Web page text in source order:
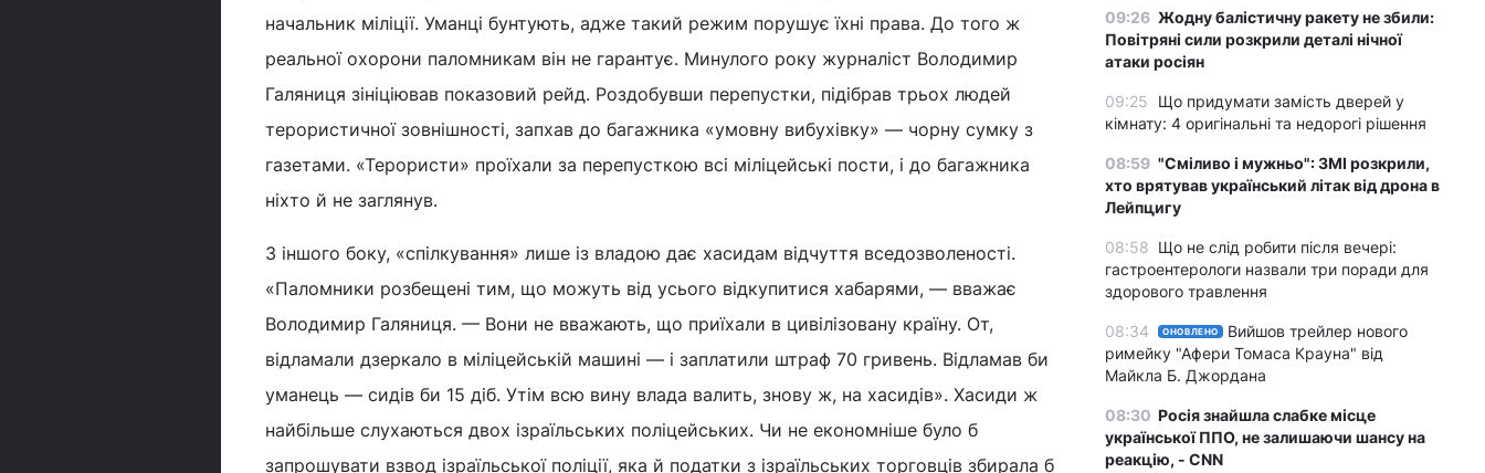
начальник міліції. Уманці бунтують, адже такий режим порушує їхні права. До того ж
реальної охорони паломникам він не гарантує. Минулого року журналіст Володимир
Галяниця зініціював показовий рейд. Роздобувши перепустки, підібрав трьох людей
терористичної зовнішності, запхав до багажника «умовну вибухівку» — чорну сумку з
газетами. «Терористи» проїхали за перепусткою всі міліцейські пости, і до багажника
ніхто й не заглянув.
З іншого боку, «спілкування» лише із владою дає хасидам відчуття вседозволеності.
«Паломники розбещені тим, що можуть від усього відкупитися хабарями, — вважає
Володимир Галяниця. — Вони не вважають, що приїхали в цивілізовану країну. От,
відламали дзеркало в міліцейській машині — і заплатили штраф 70 гривень. Відламав би
уманець — сидів би 15 діб. Утім всю вину влада валить, знову ж, на хасидів». Хасиди ж
найбільше слухаються двох ізраїльських поліцейських. Чи не економніше було б
запрошувати взвод ізраїльської поліції, яка й податки з ізраїльських торговців збирала б
09:26 Жодну балістичну ракету не збили:
Повітряні сили розкрили деталі нічної
атаки росіян
09:25
Що придумати замість дверей у
кімнату: 4 оригінальні та недорогі рішення
08:59 "Сміливо і мужньо": ЗМІ розкрили,
хто врятував український літак від дрона в
Лейпцигу
08:58 Що не слід робити після вечері:
гастроентерологи назвали три поради для
здорового травлення
08:34 ОНОВЛЕНО
Вийшов трейлер нового
римейку "Афери Томаса Крауна" від
Майкла Б. Джордана
08:30 Росія знайшла слабке місце
української ППО, не залишаючи шансу на
реакцію, - CNN